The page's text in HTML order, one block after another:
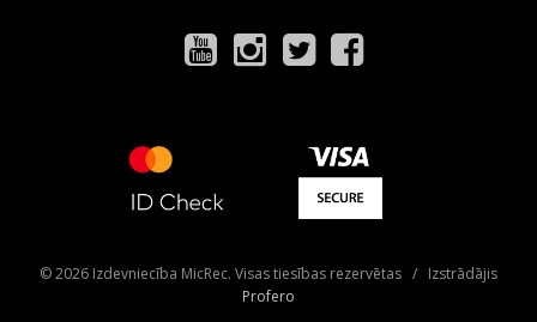
© 2026 Izdevniecība MicRec. Visas tiesības rezervētas / Izstrādājis
Profero